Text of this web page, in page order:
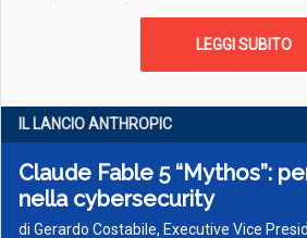
LEGGI SUBITO
IL LANCIO ANTHROPIC
Claude Fable 5 “Mythos”:
nella cybersecurity
di Gerardo Costabile, Executive Vice